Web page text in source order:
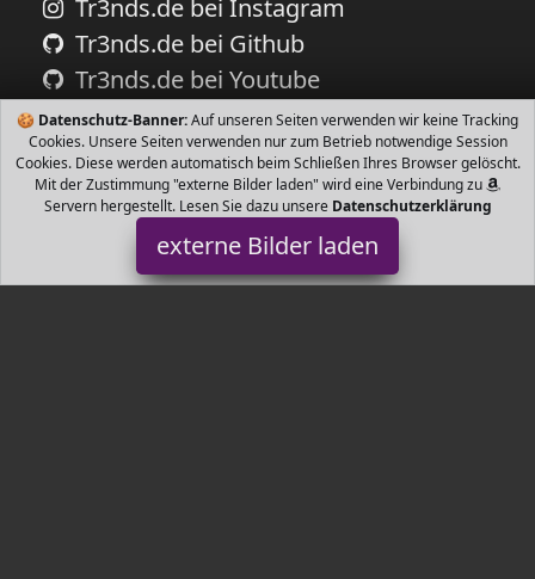
🍪 Datenschutz-Banner:Auf unseren Seiten verwenden wir keine Tracking
Cookies. Unsere Seiten verwenden nur zum Betrieb notwendige Session
Cookies. Diese werden automatisch beim Schließen Ihres Browser gelöscht.
Mit der Zustimmung "externe Bilder laden" wird eine Verbindung zu
Servern hergestellt. Lesen Sie dazu unsere Datenschutzerklärung
externe Bilder laden
Tr3nds.de bei Instagram
Tr3nds.de bei Github
Tr3nds.de bei Youtube